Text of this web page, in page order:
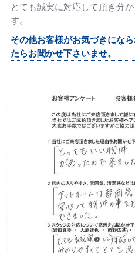
とても誠実に対応して頂き分
す。
その他お客様がお気づきにな
たらお聞かせ下さいませ。